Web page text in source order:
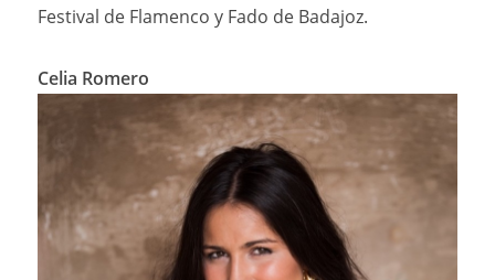
Festival de Flamenco y Fado de Badajoz.
Celia Romero